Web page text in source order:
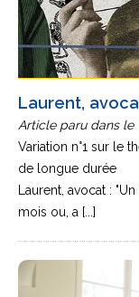
Laurent,
Article paru dans le
Variation n°1 sur le
de longue durée
Laurent, avocat :
mois ou, a [...]